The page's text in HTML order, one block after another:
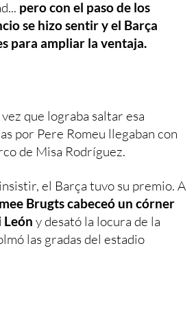
pero con el paso de los
se hizo sentir y el Barça
para ampliar la ventaja.
que lograba saltar esa
por Pere Romeu llegaban con
de Misa Rodríguez.
el Barça tuvo su premio. A
Brugts cabeceó un córner
León y desató la locura de la
las gradas del estadio